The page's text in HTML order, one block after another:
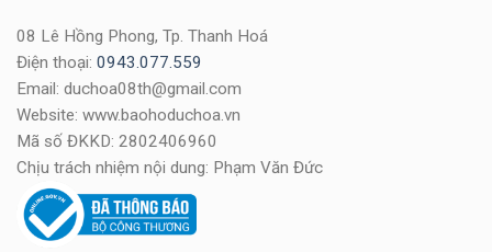
08 Lê Hồng Phong, Tp. Thanh Hoá
Điện thoại: 0943.077.559
Email: duchoa08th@gmail.com
Website: www.baohoduchoa.vn
Mã số ĐKKD: 2802406960
Chịu trách nhiệm nội dung: Phạm Văn Đức